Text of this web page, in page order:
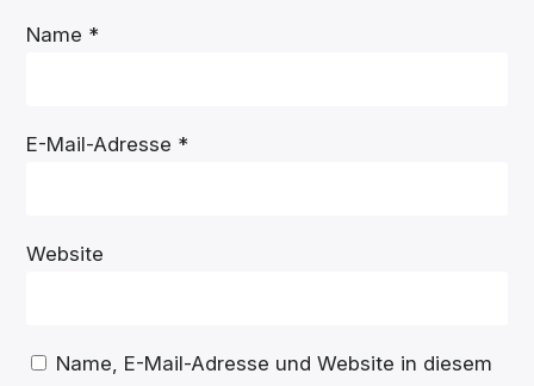
Name *
E-Mail-Adresse *
Website
Name, E-Mail-Adresse und Website in diesem